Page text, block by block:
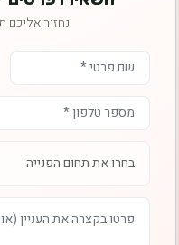
נחזור אליכם תוך 24